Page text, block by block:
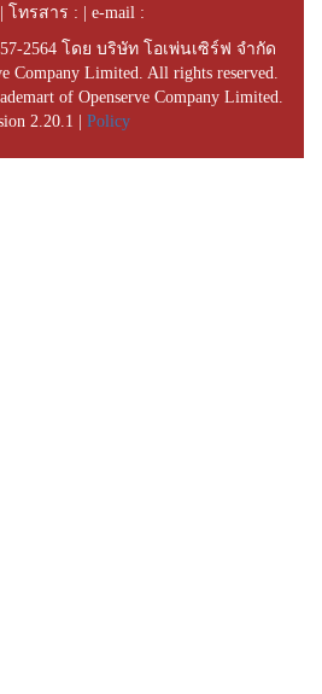
โทรสาร : | e-mail :
2564 โดย บริษัท โอเพ่นเซิร์ฟ จำกัด
Company Limited. All rights reserved.
of Openserve Company Limited.
2.20.1 | Policy